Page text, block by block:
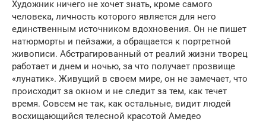
Художник ничего не хочет знать, кроме самого
человека, личность которого является для него
единственным источником вдохновения. Он не пишет
натюрморты и пейзажи, а обращается к портретной
живописи. Абстрагированный от реалий жизни творец
работает и днем и ночью, за что получает прозвище
«лунатик». Живущий в своем мире, он не замечает, что
происходит за окном и не следит за тем, как течет
время. Совсем не так, как остальные, видит людей
восхищающийся телесной красотой Амедео